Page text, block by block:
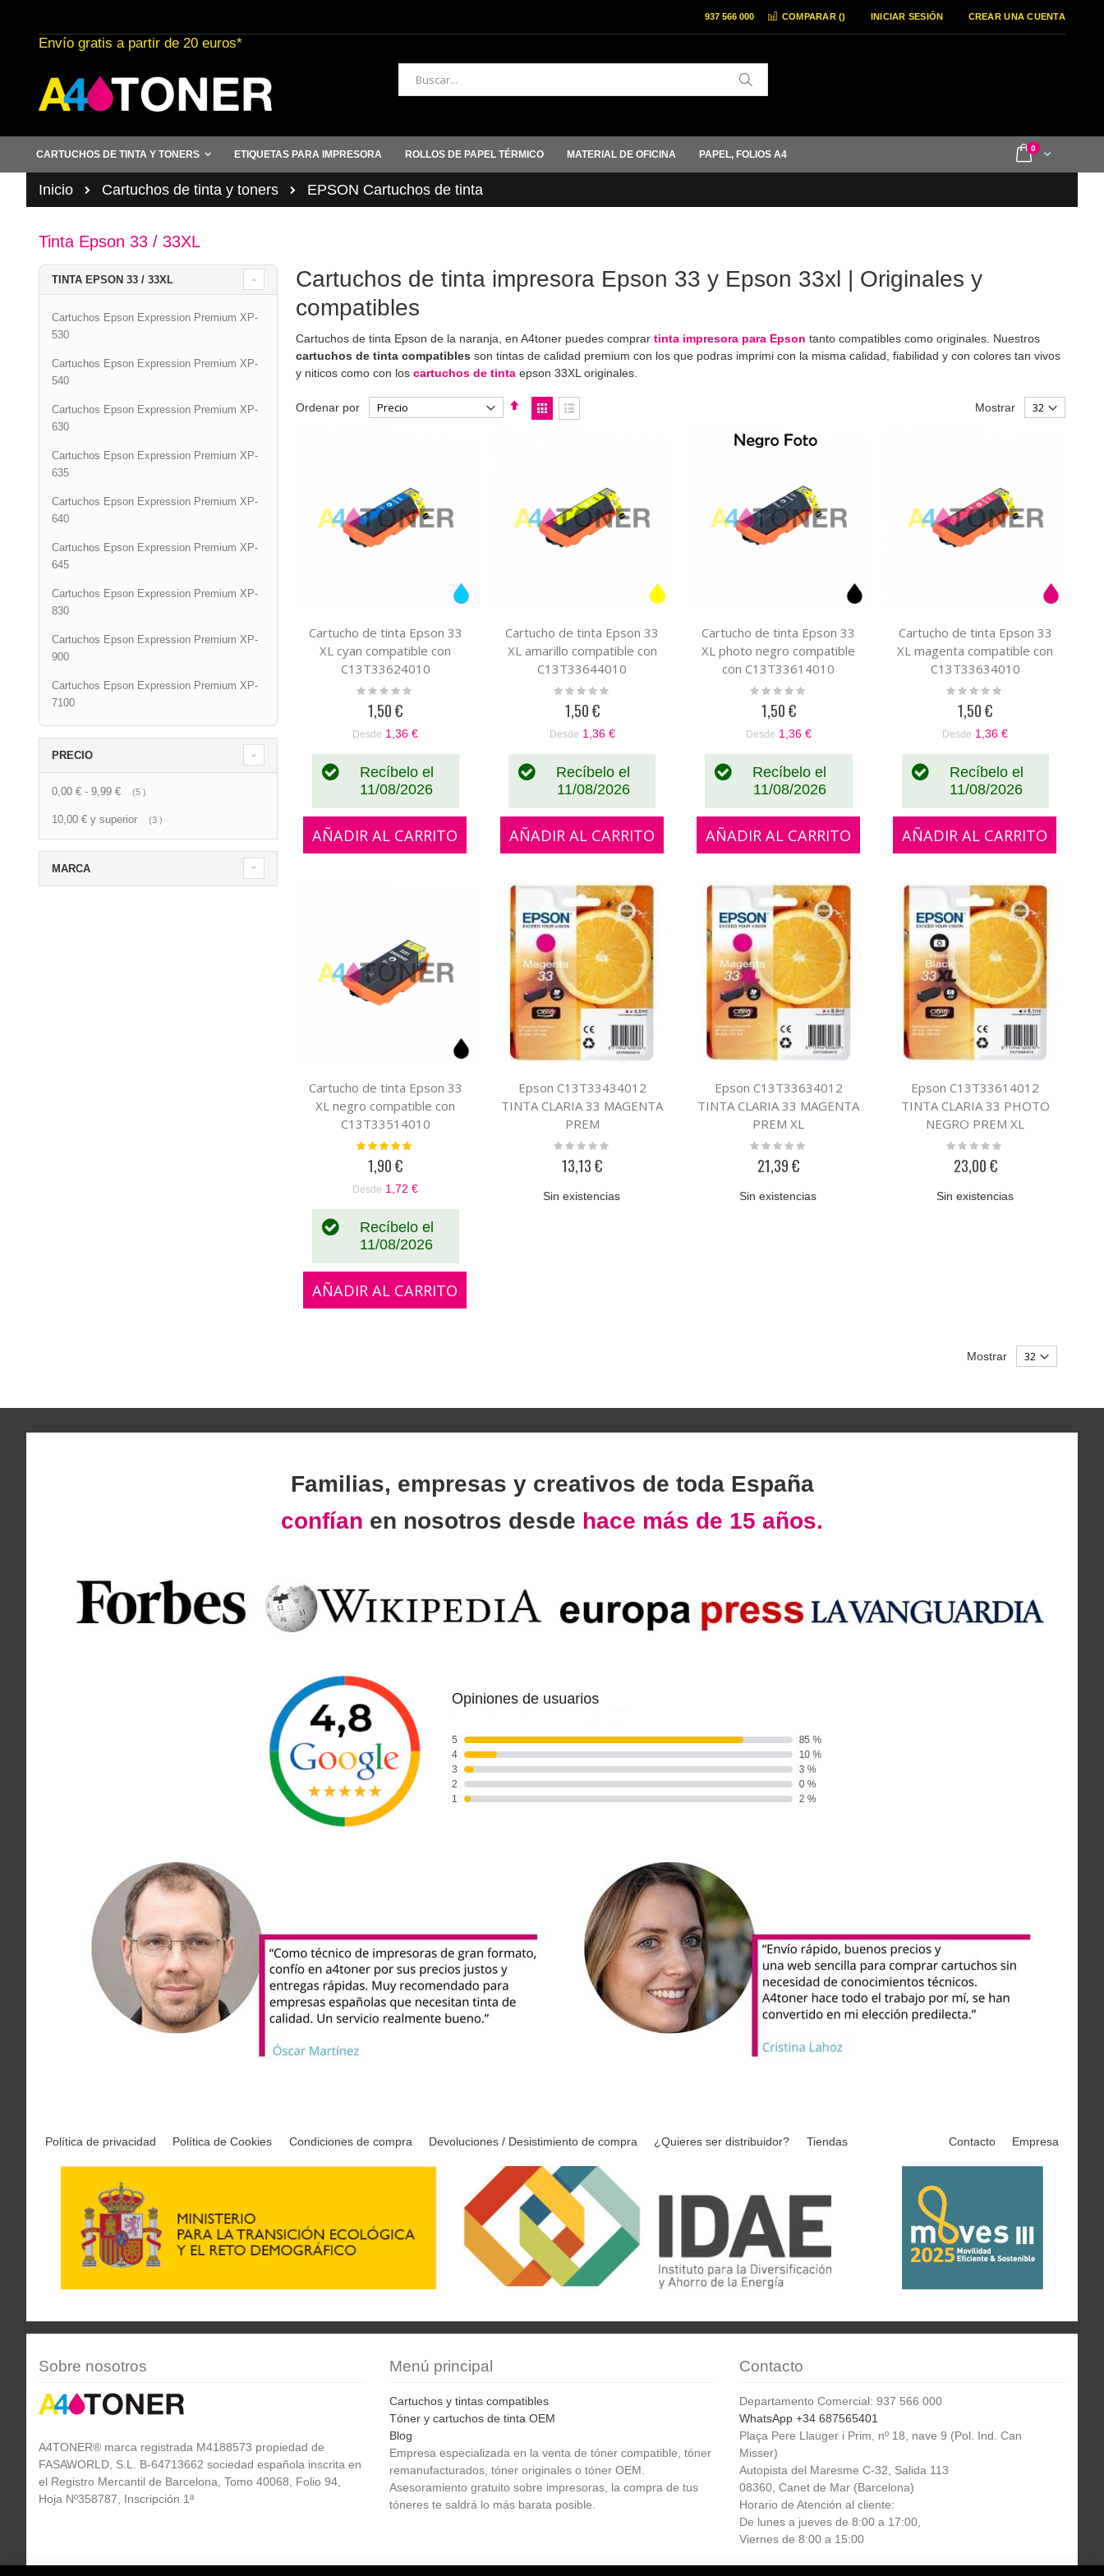
al
contenido
COMPARAR () INICIAR SESIÓN CREAR UNA CUENTA
937 566 000
Envío gratis a partir de 20 euros*
Buscar
Cart
0items
CARTUCHOS DE TINTA Y TONERS ETIQUETAS PARA IMPRESORA ROLLOS DE PAPEL TÉRMICO MATERIAL DE OFICINA PAPEL, FOLIOS A4
Inicio Cartuchos de tinta y toners EPSON Cartuchos de tinta
Tinta Epson 33 / 33XL
Cartuchos de tinta impresora Epson 33 y Epson 33xl | Originales y
compatibles
Cartuchos de tinta Epson de la naranja, en A4toner puedes comprar tinta impresora para Epson tanto compatibles como originales. Nuestros
cartuchos de tinta compatibles son tintas de calidad premium con los que podras imprimi con la misma calidad, fiabilidad y con colores tan vivos
y niticos como con los cartuchos de tintaepson 33XL originales.
Ordenar por
Fijar
Dirección
Ver
como
Mostrar
Cartucho de tinta Epson 33
XL cyan compatible con
C13T33624010
Rating:
1,50 €
Desde 1,36 €
Recíbelo el
11/08/2026
AÑADIR AL CARRITO
Cartucho de tinta Epson 33
XL amarillo compatible con
C13T33644010
Rating:
1,50 €
Desde 1,36 €
Recíbelo el
11/08/2026
AÑADIR AL CARRITO
Cartucho de tinta Epson 33
XL photo negro compatible
con C13T33614010
Rating:
1,50 €
Desde 1,36 €
Recíbelo el
11/08/2026
AÑADIR AL CARRITO
Cartucho de tinta Epson 33
XL magenta compatible con
C13T33634010
Rating:
1,50 €
Desde 1,36 €
Recíbelo el
11/08/2026
AÑADIR AL CARRITO
Cartucho de tinta Epson 33
XL negro compatible con
C13T33514010
Valoración:
1,90 €
Desde 1,72 €
Recíbelo el
11/08/2026
AÑADIR AL CARRITO
Epson C13T33434012
TINTA CLARIA 33 MAGENTA
PREM
Rating:
13,13 €
Sin existencias
Epson C13T33634012
TINTA CLARIA 33 MAGENTA
PREM XL
Rating:
21,39 €
Sin existencias
Epson C13T33614012
TINTA CLARIA 33 PHOTO
NEGRO PREM XL
Rating:
23,00 €
Sin existencias
Mostrar
TINTA EPSON 33 / 33XL
Cartuchos Epson Expression Premium XP-
530
Cartuchos Epson Expression Premium XP-
540
Cartuchos Epson Expression Premium XP-
630
Cartuchos Epson Expression Premium XP-
635
Cartuchos Epson Expression Premium XP-
640
Cartuchos Epson Expression Premium XP-
645
Cartuchos Epson Expression Premium XP-
830
Cartuchos Epson Expression Premium XP-
900
Cartuchos Epson Expression Premium XP-
7100
PRECIO
0,00 € - 9,99 € 5 artículo
10,00 € y superior 3 artículo
MARCA
Familias, empresas y creativos de toda España
confían en nosotros desde hace más de 15 años.
Política de privacidad Política de Cookies Condiciones de compra Devoluciones / Desistimiento de compra ¿Quieres ser distribuidor? Tiendas Contacto Empresa
Sobre nosotros
A4TONER® marca registrada M4188573 propiedad de
FASAWORLD, S.L. B-64713662 sociedad española inscrita en
el Registro Mercantil de Barcelona, Tomo 40068, Folio 94,
Hoja Nº358787, Inscripción 1ª
Menú principal
Cartuchos y tintas compatibles
Tóner y cartuchos de tinta OEM
Blog
Empresa especializada en la venta de tóner compatible, tóner
remanufacturados, tóner originales o tóner OEM.
Asesoramiento gratuito sobre impresoras, la compra de tus
tóneres te saldrá lo más barata posible.
Contacto
Departamento Comercial: 937 566 000
WhatsApp +34 687565401
Plaça Pere Llauger i Prim, nº 18, nave 9 (Pol. Ind. Can
Misser)
Autopista del Maresme C-32, Salida 113
08360, Canet de Mar (Barcelona)
Horario de Atención al cliente:
De lunes a jueves de 8:00 a 17:00,
Viernes de 8:00 a 15:00